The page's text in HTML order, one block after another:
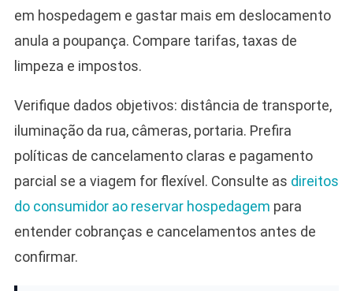
em hospedagem e gastar mais em deslocamento
anula a poupança. Compare tarifas, taxas de
limpeza e impostos.
Verifique dados objetivos: distância de transporte,
iluminação da rua, câmeras, portaria. Prefira
políticas de cancelamento claras e pagamento
parcial se a viagem for flexível. Consulte as direitos
do consumidor ao reservar hospedagem para
entender cobranças e cancelamentos antes de
confirmar.